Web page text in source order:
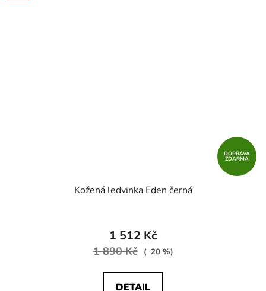
DOPRAVA
ZDARMA
Kožená ledvinka Eden černá
hodnocení
produktu
1 512 Kč
1 890 Kč (–20 %)
DETAIL